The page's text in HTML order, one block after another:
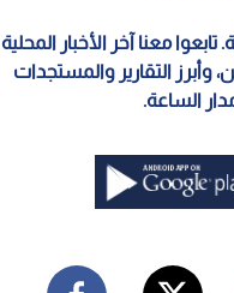
معنا آخر الأخبار المحلية
وأبرز التقارير والمستجدات
الساعة.